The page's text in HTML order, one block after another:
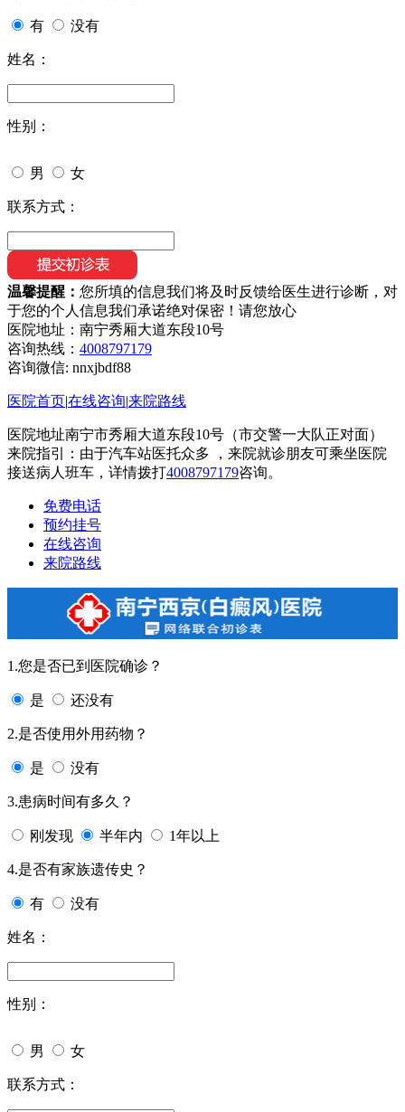
有 没有
姓名：
性别：
男 女
联系方式：
温馨提醒： 您所填的信息我们将及时反馈给医生进行诊断，对
于您的个人信息我们承诺绝对保密！请您放心
医院地址：南宁秀厢大道东段10号
咨询热线： 4008797179
咨询微信: nnxjbdf88
医院首页|在线咨询|来院路线
医院地址南宁市秀厢大道东段10号（市交警一大队正对面）
来院指引：由于汽车站医托众多 ，来院就诊朋友可乘坐医院
接送病人班车，详情拨打4008797179咨询。
免费电话
预约挂号
在线咨询
来院路线
1.您是否已到医院确诊？
是 还没有
2.是否使用外用药物？
是 没有
3.患病时间有多久？
刚发现 半年内 1年以上
4.是否有家族遗传史？
有 没有
姓名：
性别：
男 女
联系方式：